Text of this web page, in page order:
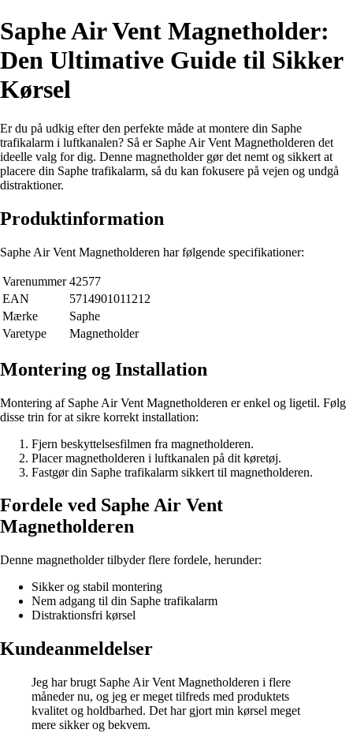
Saphe Air Vent Magnetholder:
Den Ultimative Guide til Sikker
Kørsel
Er du på udkig efter den perfekte måde at montere din Saphe
trafikalarm i luftkanalen? Så er Saphe Air Vent Magnetholderen det
ideelle valg for dig. Denne magnetholder gør det nemt og sikkert at
placere din Saphe trafikalarm, så du kan fokusere på vejen og undgå
distraktioner.
Produktinformation
Saphe Air Vent Magnetholderen har følgende specifikationer:
Varenummer 42577
EAN
5714901011212
Mærke
Saphe
Varetype
Magnetholder
Montering og Installation
Montering af Saphe Air Vent Magnetholderen er enkel og ligetil. Følg
disse trin for at sikre korrekt installation:
Fjern beskyttelsesfilmen fra magnetholderen.
Placer magnetholderen i luftkanalen på dit køretøj.
Fastgør din Saphe trafikalarm sikkert til magnetholderen.
Fordele ved Saphe Air Vent
Magnetholderen
Denne magnetholder tilbyder flere fordele, herunder:
Sikker og stabil montering
Nem adgang til din Saphe trafikalarm
Distraktionsfri kørsel
Kundeanmeldelser
Jeg har brugt Saphe Air Vent Magnetholderen i flere
måneder nu, og jeg er meget tilfreds med produktets
kvalitet og holdbarhed. Det har gjort min kørsel meget
mere sikker og bekvem.